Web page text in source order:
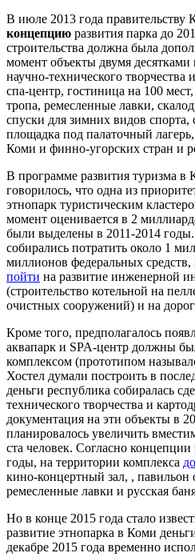
В июле 2013 года правительству
концепцию развития парка до
строительства должна была
момент объекты двумя
научно-технического творчества
спа-центр, гостиница на 100
тропа, ремесленные лавки,
спуски для зимних видов спорта,
площадка под палаточный
Коми и финно-угорских стран и
В программе развития туризма в
говорилось, что одна из
этнопарк туристическим
момент оценивается в 2
были выделены в 2011-2014
собирались потратить около 1
миллионов федеральных средств,
пойти на развитие инженерной
(строительство котельной на
очистных сооружений) и на
Кроме того, предполагалось
аквапарк и SPA-центр должны
комплексом (прототипом
Хостел думали построить в
деньги республика собиралась
технического творчества и
документация на эти объекты в
планировалось увеличить
ста человек. Согласно
годы, на территории комплекса
кино-концертный зал, , павильон
ремесленные лавки и русская
Но в конце 2015 года стало
развитие этнопарка в Коми
декабре 2015 года временно